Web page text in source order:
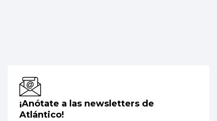
¡Anótate a las newsletters de
Atlántico!